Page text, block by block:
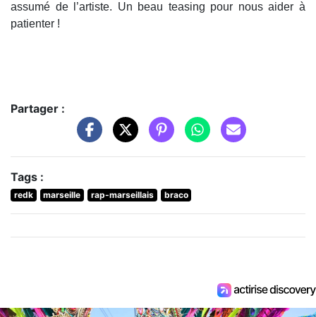
assumé de l’artiste. Un beau teasing pour nous aider à
patienter !
Partager :
Tags :
redk marseille rap-marseillais braco